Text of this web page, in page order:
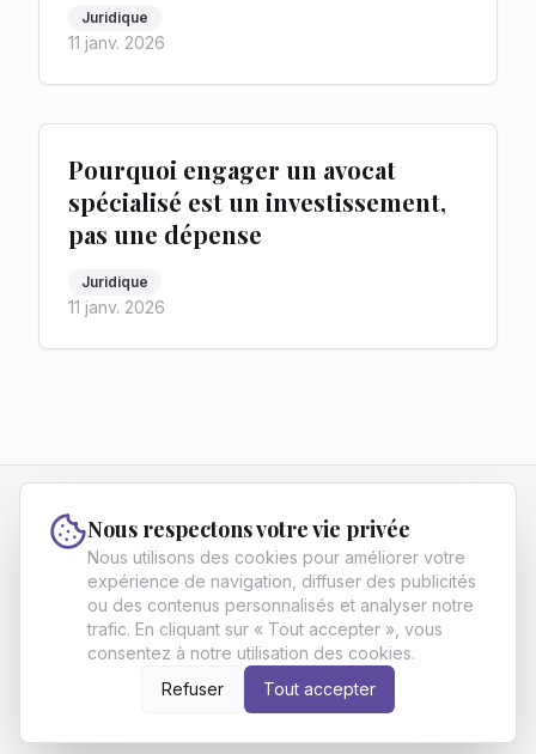
Juridique
11 janv. 2026
Pourquoi engager un avocat
spécialisé est un investissement,
pas une dépense
Juridique
11 janv. 2026
Vivre Fier
Vivre Fier aide les francophones ambitieux à
atteindre l'excellence et l'indépendance grâce à
des stratégies en finance, carrière et
développement personnel.
À proposArchivesContactPolitique de confidentialité
Conditions d'utilisationÉcrire pour nous
Vivre Fier. All Rights Reserved.
Nous respectons votre vie privée
Nous utilisons des cookies pour améliorer votre
expérience de navigation, diffuser des publicités
ou des contenus personnalisés et analyser notre
trafic. En cliquant sur « Tout accepter », vous
consentez à notre utilisation des cookies.
Refuser
Tout accepter